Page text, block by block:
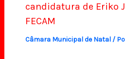
candidatura de Eriko
FECAM
Câmara Municipal de Natal/